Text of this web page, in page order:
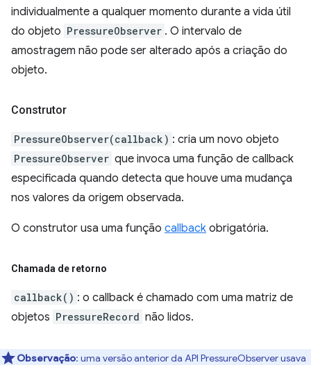
individualmente a qualquer momento durante a vida útil
do objeto PressureObserver . O intervalo de
amostragem não pode ser alterado após a criação do
objeto.
Construtor
PressureObserver(callback) : cria um novo objeto
PressureObserver que invoca uma função de callback
especificada quando detecta que houve uma mudança
nos valores da origem observada.
O construtor usa uma função callback obrigatória.
Chamada de retorno
callback() : o callback é chamado com uma matriz de
objetos PressureRecord não lidos.
Observação: uma versão anterior da API PressureObserver usava